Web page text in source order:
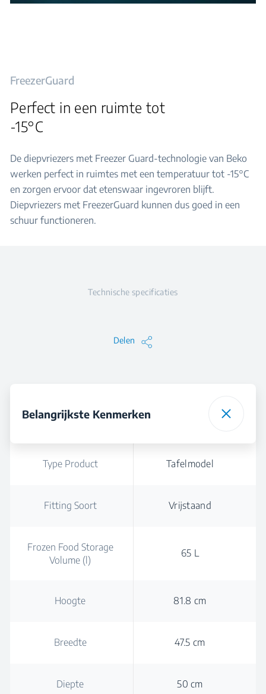
FreezerGuard
Perfect in een ruimte tot
-15°C
De diepvriezers met Freezer Guard-technologie van Beko
werken perfect in ruimtes met een temperatuur tot -15°C
en zorgen ervoor dat etenswaar ingevroren blijft.
Diepvriezers met FreezerGuard kunnen dus goed in een
schuur functioneren.
Technische specificaties
Delen
Belangrijkste Kenmerken
Type Product Tafelmodel
Fitting Soort Vrijstaand
Frozen Food Storage
Volume (l)
65 L
Hoogte 81.8 cm
Breedte 47.5 cm
Diepte 50 cm